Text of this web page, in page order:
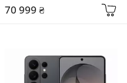
70 999 ₴